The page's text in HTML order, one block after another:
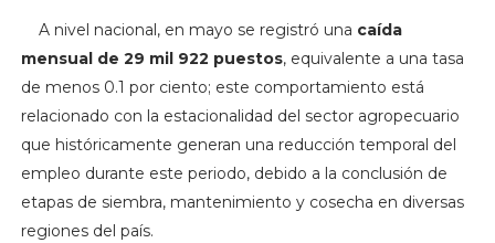
A nivel nacional, en mayo se registró una caída
mensual de 29 mil 922 puestos, equivalente a una tasa
de menos 0.1 por ciento; este comportamiento está
relacionado con la estacionalidad del sector agropecuario
que históricamente generan una reducción temporal del
empleo durante este periodo, debido a la conclusión de
etapas de siembra, mantenimiento y cosecha en diversas
regiones del país.